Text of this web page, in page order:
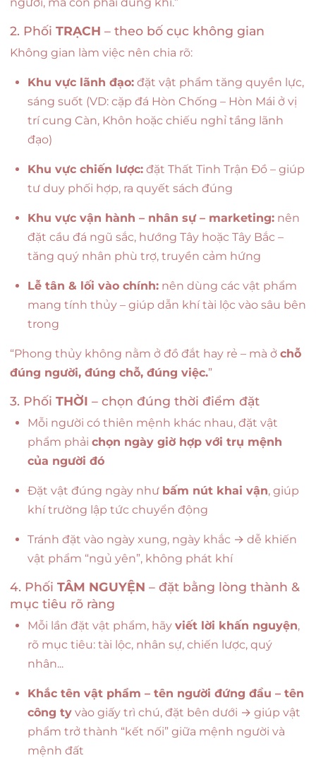
2. Phối TRẠCH – theo bố cục không gian
Không gian làm việc nên chia rõ:
Khu vực lãnh đạo: đặt vật phẩm tăng quyền lực,
sáng suốt (VD: cặp đá Hòn Chống – Hòn Mái ở vị
trí cung Càn, Khôn hoặc chiếu nghỉ tầng lãnh
đạo)
Khu vực chiến lược: đặt Thất Tinh Trận Đồ – giúp
tư duy phối hợp, ra quyết sách đúng
Khu vực vận hành – nhân sự – marketing: nên
đặt cầu đá ngũ sắc, hướng Tây hoặc Tây Bắc –
tăng quý nhân phù trợ, truyền cảm hứng
Lễ tân & lối vào chính: nên dùng các vật phẩm
mang tính thủy – giúp dẫn khí tài lộc vào sâu bên
trong
“Phong thủy không nằm ở đồ đắt hay rẻ – mà ở chỗ
đúng người, đúng chỗ, đúng việc.”
3. Phối THỜI – chọn đúng thời điểm đặt
Mỗi người có thiên mệnh khác nhau, đặt vật
phẩm phải chọn ngày giờ hợp với trụ mệnh
của người đó
Đặt vật đúng ngày như bấm nút khai vận, giúp
khí trường lập tức chuyển động
Tránh đặt vào ngày xung, ngày khắc → dễ khiến
vật phẩm “ngủ yên”, không phát khí
4. Phối TÂM NGUYỆN – đặt bằng lòng thành &
mục tiêu rõ ràng
Mỗi lần đặt vật phẩm, hãy viết lời khấn nguyện,
rõ mục tiêu: tài lộc, nhân sự, chiến lược, quý
nhân...
Khắc tên vật phẩm – tên người đứng đầu – tên
công ty vào giấy trì chú, đặt bên dưới → giúp vật
phẩm trở thành “kết nối” giữa mệnh người và
mệnh đất